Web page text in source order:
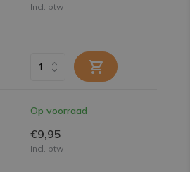
Incl. btw
Op voorraad
€9,95
Incl. btw